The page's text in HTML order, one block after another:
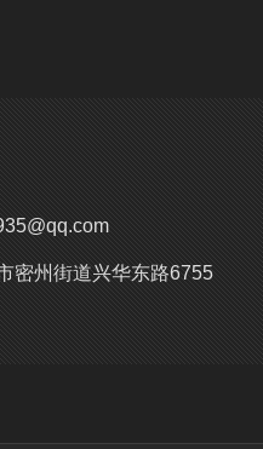
密州街道兴华东路6755